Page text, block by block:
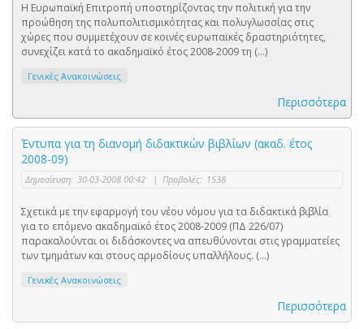
Η Ευρωπαϊκή Επιτροπή υποστηρίζοντας την πολιτική για την
προώθηση της πολυπολιτισμικότητας και πολυγλωσσίας στις
χώρες που συμμετέχουν σε κοινές ευρωπαϊκές δραστηριότητες,
συνεχίζει κατά το ακαδημαϊκό έτος 2008-2009 τη (...)
Γενικές Ανακοινώσεις
Περισσότερα
Έντυπα για τη διανομή διδακτικών βιβλίων (ακαδ. έτος
2008-09)
Δημοσίευση: 30-03-2008 00:42 | Προβολές: 1538
Σχετικά με την εφαρμογή του νέου νόμου για τα διδακτικά βιβλία
για το επόμενο ακαδημαϊκό έτος 2008-2009 (ΠΔ 226/07)
παρακαλούνται οι διδάσκοντες να απευθύνονται στις γραμματείες
των τμημάτων και στους αρμοδίους υπαλλήλους. (...)
Γενικές Ανακοινώσεις
Περισσότερα